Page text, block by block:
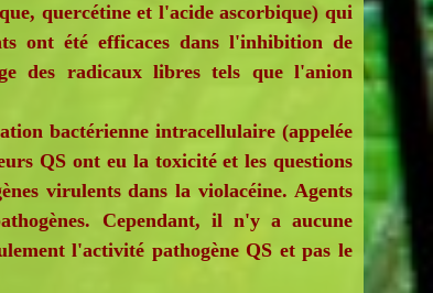
quercétine et l'acide ascorbique) qui
ont été efficaces dans l'inhibition de
des radicaux libres tels que l'anion
bactérienne intracellulaire (appelée
QS ont eu la toxicité et les questions
virulents dans la violacéine. Agents
Cependant, il n'y a aucune
l'activité pathogène QS et pas le